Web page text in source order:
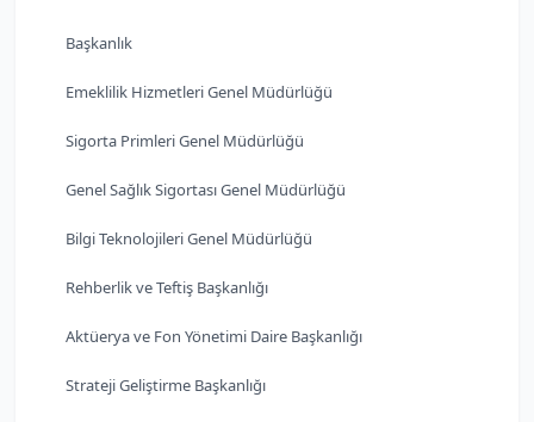
Başkanlık
Emeklilik Hizmetleri Genel Müdürlüğü
Sigorta Primleri Genel Müdürlüğü
Genel Sağlık Sigortası Genel Müdürlüğü
Bilgi Teknolojileri Genel Müdürlüğü
Rehberlik ve Teftiş Başkanlığı
Aktüerya ve Fon Yönetimi Daire Başkanlığı
Strateji Geliştirme Başkanlığı